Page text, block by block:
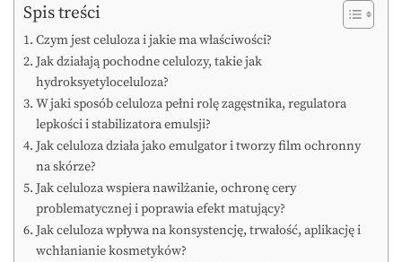
Spis treści
Czym jest celuloza i jakie ma właściwości?
Jak działają pochodne celulozy, takie jak
hydroksyetyloceluloza?
W jaki sposób celuloza pełni rolę zagęstnika, regulatora
lepkości i stabilizatora emulsji?
Jak celuloza działa jako emulgator i tworzy film ochronny
na skórze?
Jak celuloza wspiera nawilżanie, ochronę cery
problematycznej i poprawia efekt matujący?
Jak celuloza wpływa na konsystencję, trwałość, aplikację i
wchłanianie kosmetyków?